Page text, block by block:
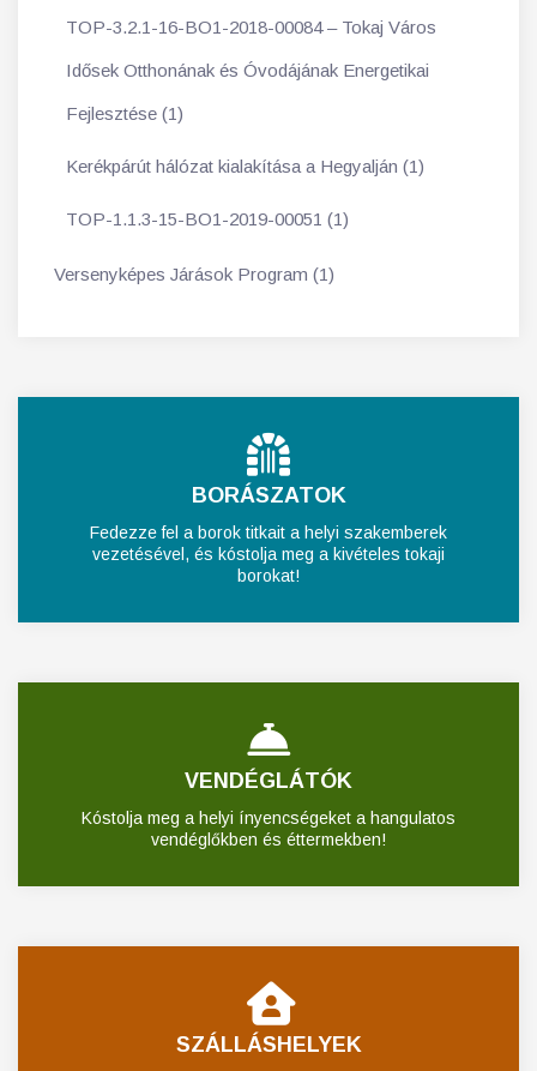
TOP-3.2.1-16-BO1-2018-00084 – Tokaj Város
Idősek Otthonának és Óvodájának Energetikai
Fejlesztése (1)
Kerékpárút hálózat kialakítása a Hegyalján (1)
TOP-1.1.3-15-BO1-2019-00051 (1)
Versenyképes Járások Program (1)
BORÁSZATOK
Fedezze fel a borok titkait a helyi szakemberek
vezetésével, és kóstolja meg a kivételes tokaji
borokat!
VENDÉGLÁTÓK
Kóstolja meg a helyi ínyencségeket a hangulatos
vendéglőkben és éttermekben!
SZÁLLÁSHELYEK